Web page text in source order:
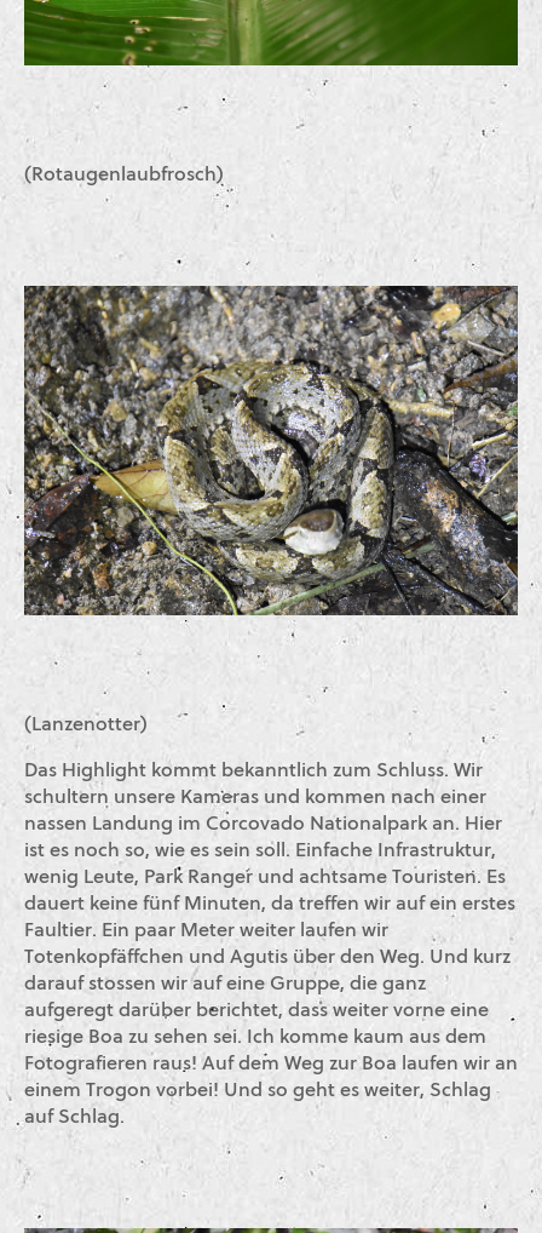
(Rotaugenlaubfrosch)
(Lanzenotter)
Das Highlight kommt bekanntlich zum Schluss. Wir
schultern unsere Kameras und kommen nach einer
nassen Landung im Corcovado Nationalpark an. Hier
ist es noch so, wie es sein soll. Einfache Infrastruktur,
wenig Leute, Park Ranger und achtsame Touristen. Es
dauert keine fünf Minuten, da treffen wir auf ein erstes
Faultier. Ein paar Meter weiter laufen wir
Totenkopfäffchen und Agutis über den Weg. Und kurz
darauf stossen wir auf eine Gruppe, die ganz
aufgeregt darüber berichtet, dass weiter vorne eine
riesige Boa zu sehen sei. Ich komme kaum aus dem
Fotografieren raus! Auf dem Weg zur Boa laufen wir an
einem Trogon vorbei! Und so geht es weiter, Schlag
auf Schlag.